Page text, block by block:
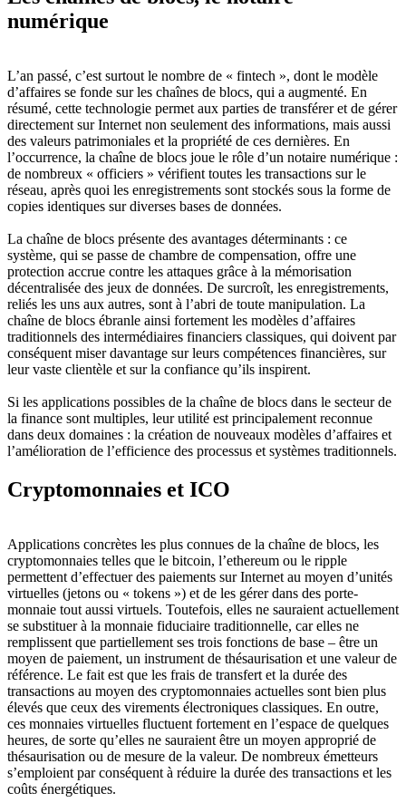
numérique
L’an passé, c’est surtout le nombre de « fintech », dont le modèle
d’affaires se fonde sur les chaînes de blocs, qui a augmenté. En
résumé, cette technologie permet aux parties de transférer et de gérer
directement sur Internet non seulement des informations, mais aussi
des valeurs patrimoniales et la propriété de ces dernières. En
l’occurrence, la chaîne de blocs joue le rôle d’un notaire numérique :
de nombreux « officiers » vérifient toutes les transactions sur le
réseau, après quoi les enregistrements sont stockés sous la forme de
copies identiques sur diverses bases de données.
La chaîne de blocs présente des avantages déterminants : ce
système, qui se passe de chambre de compensation, offre une
protection accrue contre les attaques grâce à la mémorisation
décentralisée des jeux de données. De surcroît, les enregistrements,
reliés les uns aux autres, sont à l’abri de toute manipulation. La
chaîne de blocs ébranle ainsi fortement les modèles d’affaires
traditionnels des intermédiaires financiers classiques, qui doivent par
conséquent miser davantage sur leurs compétences financières, sur
leur vaste clientèle et sur la confiance qu’ils inspirent.
Si les applications possibles de la chaîne de blocs dans le secteur de
la finance sont multiples, leur utilité est principalement reconnue
dans deux domaines : la création de nouveaux modèles d’affaires et
l’amélioration de l’efficience des processus et systèmes traditionnels.
Cryptomonnaies et ICO
Applications concrètes les plus connues de la chaîne de blocs, les
cryptomonnaies telles que le bitcoin, l’ethereum ou le ripple
permettent d’effectuer des paiements sur Internet au moyen d’unités
virtuelles (jetons ou « tokens ») et de les gérer dans des porte-
monnaie tout aussi virtuels. Toutefois, elles ne sauraient actuellement
se substituer à la monnaie fiduciaire traditionnelle, car elles ne
remplissent que partiellement ses trois fonctions de base – être un
moyen de paiement, un instrument de thésaurisation et une valeur de
référence. Le fait est que les frais de transfert et la durée des
transactions au moyen des cryptomonnaies actuelles sont bien plus
élevés que ceux des virements électroniques classiques. En outre,
ces monnaies virtuelles fluctuent fortement en l’espace de quelques
heures, de sorte qu’elles ne sauraient être un moyen approprié de
thésaurisation ou de mesure de la valeur. De nombreux émetteurs
s’emploient par conséquent à réduire la durée des transactions et les
coûts énergétiques.